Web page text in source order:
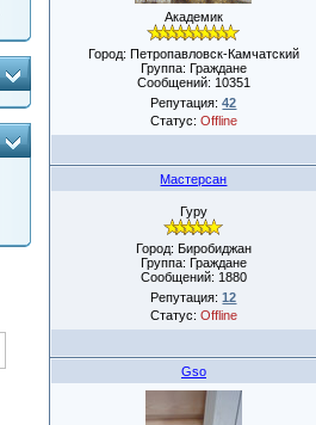
Академик
Город: Петропавловск-Камчатский
Группа: Граждане
Сообщений: 10351
Репутация:42
Статус: Offline
Мастерсан
Гуру
Город: Биробиджан
Группа: Граждане
Сообщений: 1880
Репутация:12
Статус: Offline
Gso